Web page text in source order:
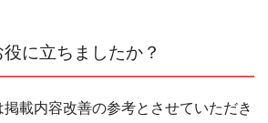
に立ちましたか？
載内容改善の参考とさせていただき